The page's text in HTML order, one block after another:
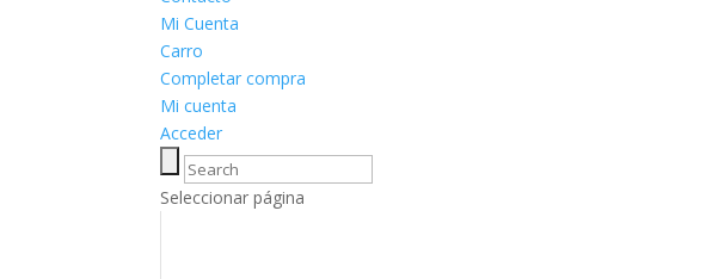
Mi Cuenta
Carro
Completar compra
Mi cuenta
Acceder
Seleccionar página